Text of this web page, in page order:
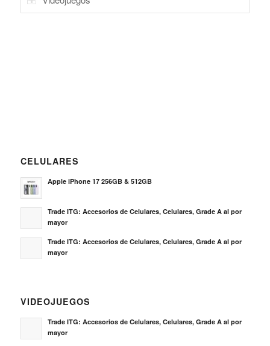
CELULARES
Apple iPhone 17 256GB & 512GB
Trade ITG: Accesorios de Celulares, Celulares, Grade A al por
mayor
Trade ITG: Accesorios de Celulares, Celulares, Grade A al por
mayor
VIDEOJUEGOS
Trade ITG: Accesorios de Celulares, Celulares, Grade A al por
mayor